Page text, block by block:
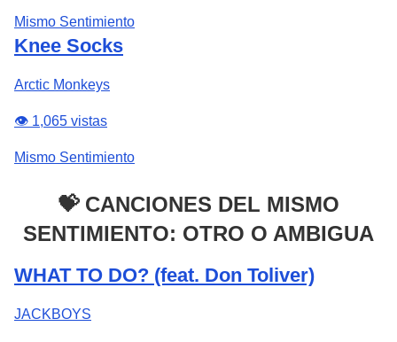
Mismo Sentimiento
Knee Socks
Arctic Monkeys
👁️ 1,065 vistas
Mismo Sentimiento
💝 CANCIONES DEL MISMO
SENTIMIENTO: OTRO O AMBIGUA
WHAT TO DO? (feat. Don Toliver)
JACKBOYS